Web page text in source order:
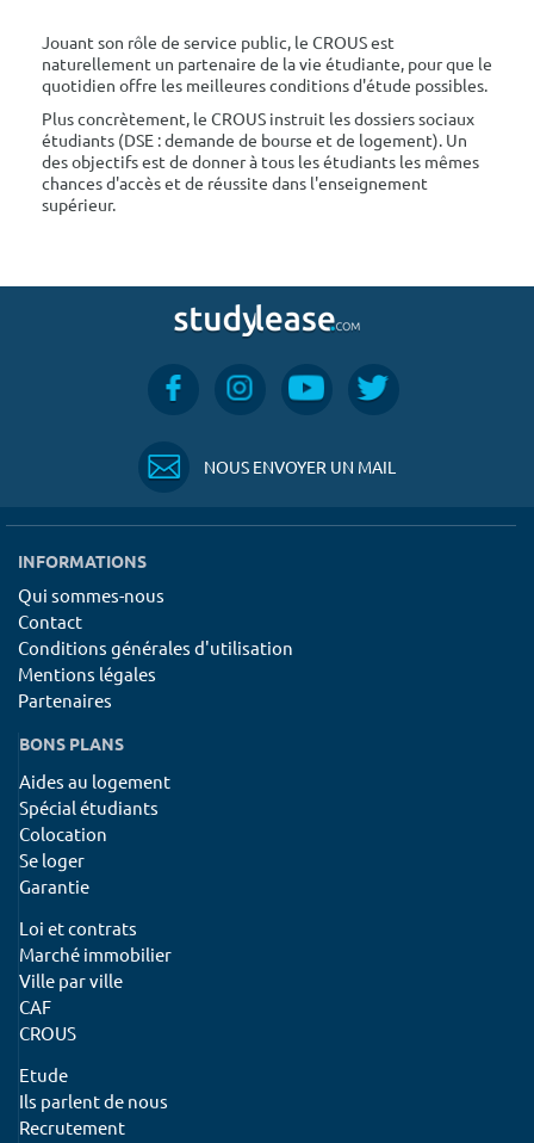
Jouant son rôle de service public, le CROUS est
naturellement un partenaire de la vie étudiante, pour que le
quotidien offre les meilleures conditions d'étude possibles.
Plus concrètement, le CROUS instruit les dossiers sociaux
étudiants (DSE : demande de bourse et de logement). Un
des objectifs est de donner à tous les étudiants les mêmes
chances d'accès et de réussite dans l'enseignement
supérieur.
NOUS ENVOYER UN MAIL
INFORMATIONS
Qui sommes-nous
Contact
Conditions générales d'utilisation
Mentions légales
Partenaires
BONS PLANS
Aides au logement
Spécial étudiants
Colocation
Se loger
Garantie
Loi et contrats
Marché immobilier
Ville par ville
CAF
CROUS
Etude
Ils parlent de nous
Recrutement